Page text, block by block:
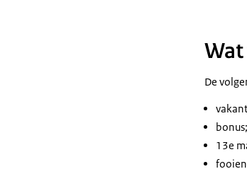
De
bonus;
13e